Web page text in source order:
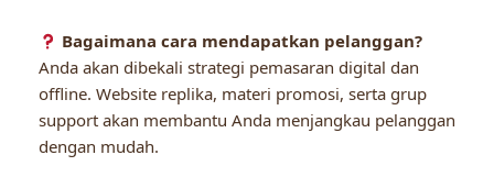
Bagaimana cara mendapatkan pelanggan?
Anda akan dibekali strategi pemasaran digital dan
offline. Website replika, materi promosi, serta grup
support akan membantu Anda menjangkau pelanggan
dengan mudah.